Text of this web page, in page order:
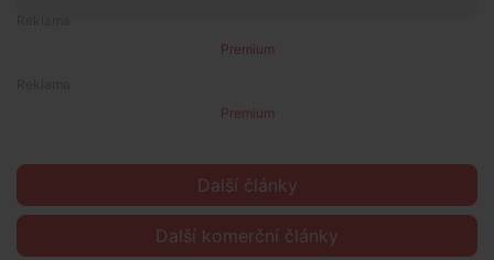
Premium
Premium
Další články
Další komerční články